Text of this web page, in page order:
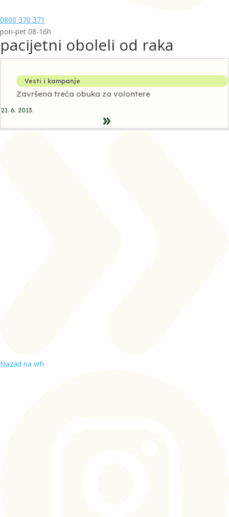
0800 370 371
pon-pet 08-16h
pacijetni oboleli od raka
Vesti i kampanje
Završena treća obuka za volontere
21. 6. 2013.
Nazad na vrh